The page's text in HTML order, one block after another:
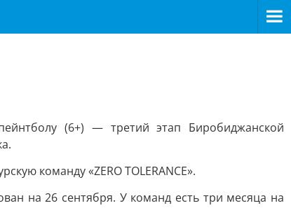
(6+) — третий этап Биробиджанской
команду «ZERO TOLERANCE».
на 26 сентября. У команд есть три месяца на